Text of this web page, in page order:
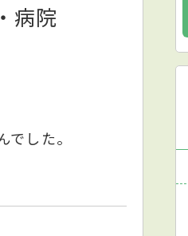
病院
した。